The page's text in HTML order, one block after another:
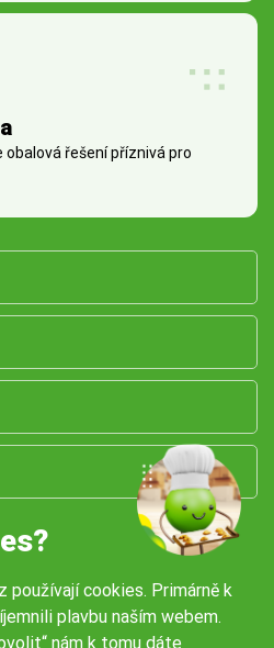
řešení příznivá pro
používají cookies. Primárně k
plavbu naším webem.
nám k tomu dáte